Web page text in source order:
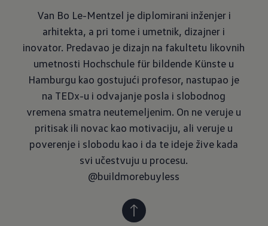
Van Bo Le-Mentzel je diplomirani inženjer i
arhitekta, a pri tome i umetnik, dizajner i
inovator. Predavao je dizajn na fakultetu likovnih
umetnosti Hochschule für bildende Künste u
Hamburgu kao gostujući profesor, nastupao je
na TEDx-u i odvajanje posla i slobodnog
vremena smatra neutemeljenim. On ne veruje u
pritisak ili novac kao motivaciju, ali veruje u
poverenje i slobodu kao i da te ideje žive kada
svi učestvuju u procesu.
@buildmorebuyless